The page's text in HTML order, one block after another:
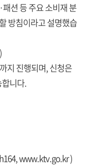
션 등 주요 소비재 분
방침이라고 설명했습
지 진행되며, 신청은
니다.
www.ktv.go.kr)